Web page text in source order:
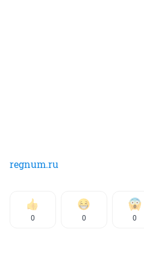
regnum.ru
0 0 0